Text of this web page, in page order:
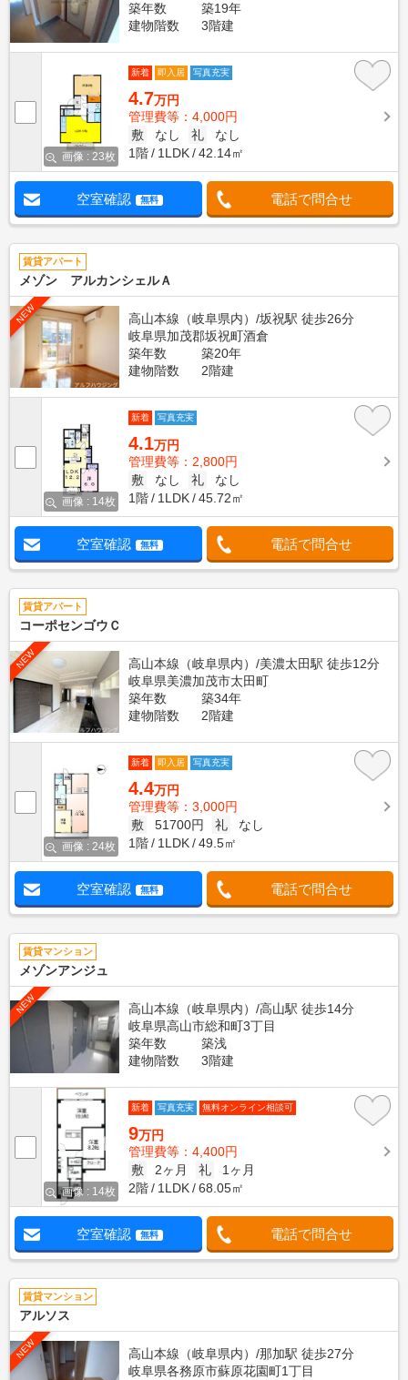
築年数
築19年
建物階数
3階建
画像 : 23枚
新着 即入居 写真充実
4.7万円
管理費等：4,000円
敷
なし 礼
なし
1階
1LDK 42.14㎡
空室確認 無料 電話で問合せ
賃貸アパート
メゾン アルカンシェルＡ
NEW
高山本線（岐阜県内）/坂祝駅 徒歩26分
岐阜県加茂郡坂祝町酒倉
築年数
築20年
建物階数
2階建
画像 : 14枚
新着 写真充実
4.1万円
管理費等：2,800円
敷
なし 礼
なし
1階
1LDK 45.72㎡
空室確認 無料 電話で問合せ
賃貸アパート
コーポセンゴウＣ
NEW
高山本線（岐阜県内）/美濃太田駅 徒歩12分
岐阜県美濃加茂市太田町
築年数
築34年
建物階数
2階建
画像 : 24枚
新着 即入居 写真充実
4.4万円
管理費等：3,000円
敷
51700円 礼
なし
1階
1LDK 49.5㎡
空室確認 無料 電話で問合せ
賃貸マンション
メゾンアンジュ
NEW
高山本線（岐阜県内）/高山駅 徒歩14分
岐阜県高山市総和町3丁目
築年数
築浅
建物階数
3階建
画像 : 14枚
新着 写真充実 無料オンライン相談可
9万円
管理費等：4,400円
敷
2ヶ月 礼
1ヶ月
2階
1LDK 68.05㎡
空室確認 無料 電話で問合せ
賃貸マンション
アルソス
NEW
高山本線（岐阜県内）/那加駅 徒歩27分
岐阜県各務原市蘇原花園町1丁目